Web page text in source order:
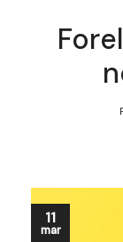
11
mar